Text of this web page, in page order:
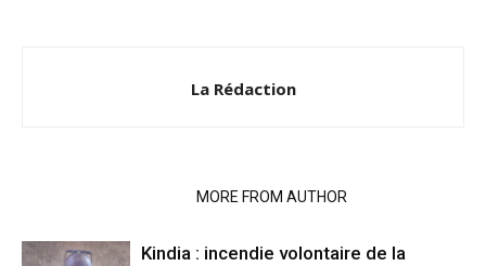
La Rédaction
MORE FROM AUTHOR
Kindia : incendie volontaire de la